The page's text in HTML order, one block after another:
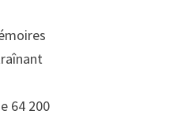
64 200